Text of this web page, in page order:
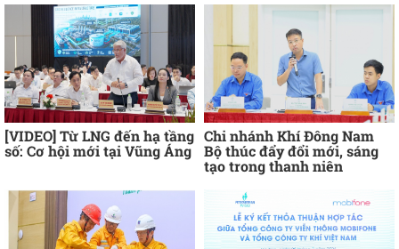
[VIDEO] Từ LNG đến hạ tầng
số: Cơ hội mới tại Vũng Áng
Chi nhánh Khí Đông Nam
Bộ thúc đẩy đổi mới, sáng
tạo trong thanh niên